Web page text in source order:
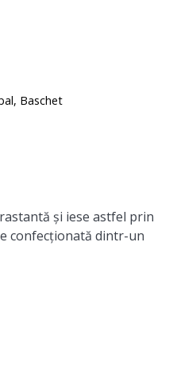
Baschet
și iese astfel prin
confecționată dintr-un